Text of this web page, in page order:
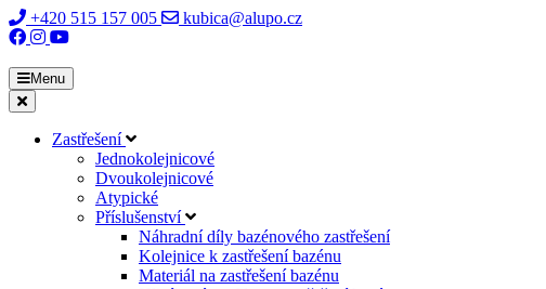
+420 515 157 005 kubica@alupo.cz
Menu
Zastřešení
Jednokolejnicové
Dvoukolejnicové
Atypické
Příslušenství
Náhradní díly bazénového zastřešení
Kolejnice k zastřešení bazénu
Materiál na zastřešení bazénu